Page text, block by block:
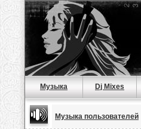
Музыка Dj Mixes
Музыка пользователей